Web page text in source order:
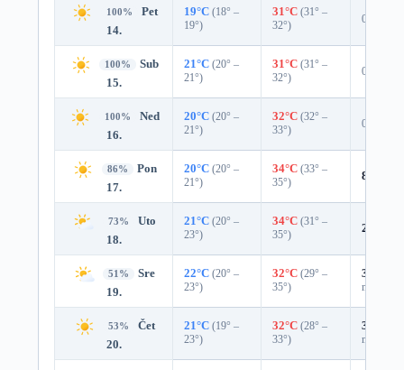
100%
Pet
14.
19°C (18° –
19°)
31°C (31° –
32°)
0%
100%
Sub
15.
21°C (20° –
21°)
31°C (31° –
32°)
0%
100%
Ned
16.
20°C (20° –
21°)
32°C (32° –
33°)
0%
86%
Pon
17.
20°C (20° –
21°)
34°C (33° –
35°)
8%
73%
Uto
18.
21°C (20° –
23°)
34°C (31° –
35°)
24%
51%
Sre
19.
22°C (20° –
23°)
32°C (29° –
35°)
35%
mm)
53%
Čet
20.
21°C (19° –
23°)
32°C (28° –
33°)
35%
mm)